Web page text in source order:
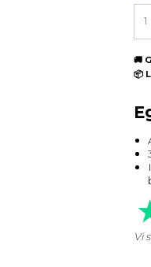
🚚
📦
Vi